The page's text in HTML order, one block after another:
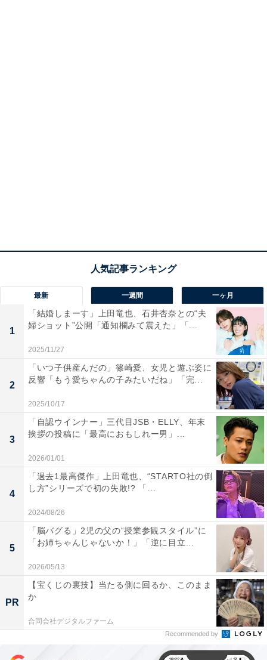
最新 一週間 一ヶ月
1
「結婚しまーす」上田竜也、石井杏奈との“夫
婦ショット”公開「通知欄みて震えた」「...
2025/11/27
2
「いつ子供産んだの」篠崎愛、女児と遊ぶ姿に
反響「もう愛ちゃんの子みたいだね」「完...
2025/10/17
3
「自認ウインナー」三代目JSB・ELLY、年末
挨拶の投稿に「最高におもしれー男」...
2026/01/01
4
「過去1最高傑作」上田竜也、“STARTO社の倒
し方”シリーズで初の失敗!? 「...
2024/08/26
5
「脳バグる」2児の父の“授業参観スタイル”に
「お姉ちゃんじゃないか！」「逆に目立...
2026/05/13
PR
【宝くじの裏技】当たる側に回るか、このまま
か
合同会社デジタルファーム
Recommended by